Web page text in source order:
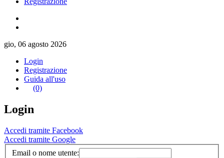
gio, 06 agosto 2026
Login
Registrazione
Guida all'uso
(0)
Login
Accedi tramite Facebook
Accedi tramite Google
Email o nome utente: